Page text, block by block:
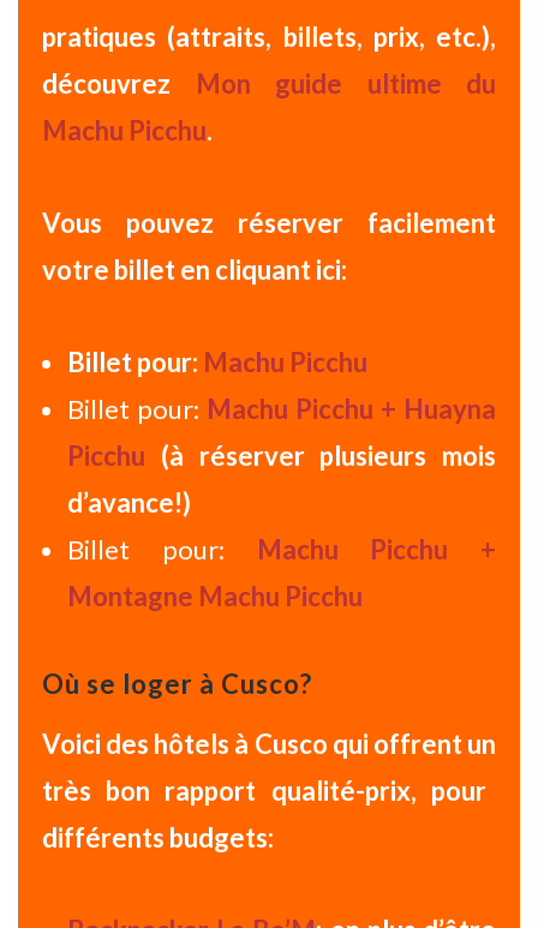
pratiques (attraits, billets, prix, etc.),
découvrez
Mon guide ultime du
Machu Picchu.
Vous pouvez réserver facilement
votre billeten cliquant ici:
Billet pour: Machu Picchu
Billet pour: Machu Picchu + Huayna
Picchu (à réserver plusieurs mois
d’avance!)
Billet pour: Machu Picchu +
Montagne Machu Picchu
Où se loger à Cusco?
Voici des hôtels à Cusco qui offrent un
très bon rapport qualité-prix, pour
différents budgets: